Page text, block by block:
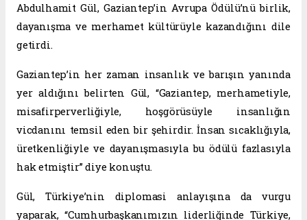
Abdulhamit Gül, Gaziantep’in Avrupa Ödülü’nü birlik,
dayanışma ve merhamet kültürüyle kazandığını dile
getirdi.
Gaziantep’in her zaman insanlık ve barışın yanında
yer aldığını belirten Gül, “Gaziantep, merhametiyle,
misafirperverliğiyle, hoşgörüsüyle insanlığın
vicdanını temsil eden bir şehirdir. İnsan sıcaklığıyla,
üretkenliğiyle ve dayanışmasıyla bu ödülü fazlasıyla
hak etmiştir” diye konuştu.
Gül, Türkiye’nin diplomasi anlayışına da vurgu
yaparak, “Cumhurbaşkanımızın liderliğinde Türkiye,